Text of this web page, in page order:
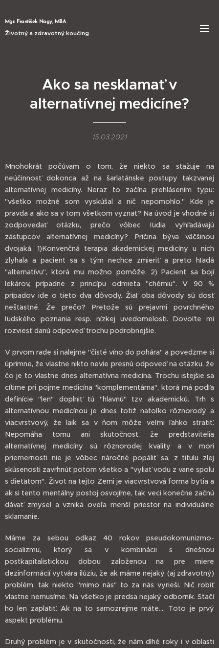
Mgr. František Nagy, MBA
Životný a zdravotný koučing
Ako sa nesklamať v
alternatívnej medicíne?
15.03.2021
Mnohokrát počúvam o tom, že niekto sa sťažuje na
neúčinnosť dokonca až na šarlatánske postupy takzvanej
alternatívnej medicíny. Neraz to začína prehlásením typu:
"všetko možné som vyskúšal a nič nepomohlo." Kde je
pravda a ako sa v tom všetkom vyznať? Na úvod je vhodné si
zodpovedať otázku, prečo vôbec ľudia vyhľadávajú
zástupcov alternatívnej medicíny? Príčina býva väčšinou
dvojaká. 1)Konvenčná terapia akademickej medicíny u nich
zlyhala a pacient sa s tým nechce zmieriť a preto hľadá
"alternatívu", ktorá mu možno pomôže. 2) Pacient sa bojí
lekárov, prípadne z princípu odmieta "chémiu". V 90 %
prípadov ide o tieto dva dôvody. Žiaľ oba dôvody sú dosť
nešťastné. Že prečo? Pretože sú prejavmi povrchného
ľudského poznania resp. nízkej uvedomelosti. Dovoľte mi
rozviesť danú odpoveď trochu podrobnejšie.
V prvom rade si nalejme "čisté víno do pohára" a povedzme si
úprimne, že vlastne nikto nevie presnú odpoveď na otázku, že
čo je to vlastne dnes alternatívna medicína. Trochu istejšie sa
cítime pri pojme medicína "komplementárna", ktorá má podľa
definície "len" doplniť tú "hlavnú" tzv. akademickú. Trh s
alternatívnou medicínou je dnes totiž natoľko rôznorodý a
viacvrstvový, že laik sa v ňom môže veľmi ľahko stratiť.
Nepomáha tomu ani skutočnosť, že predstavitelia
alternatívnej medicíny sú rôznorodej kvality a v mori
priemernosti nie je vôbec náročné popáliť sa, z titulu zlej
skúsenosti zavrhnúť potom všetko a "vyliať vodu z vane spolu
s dieťaťom". Život na tejto Zemi je viacvrstvová forma bytia a
ak si tento mentálny postoj osvojíme, tak veci konečne začnú
dávať zmysel a vzniká oveľa menší priestor na individuálne
sklamanie.
Máme za sebou odkaz 40 rokov pseudokomunizmo-
socializmu, ktorý sa v kombinácii s dnešnou
postkapitalistickou dobou založenou na pre miere
dezinformácií vytvára ilúziu, že ak máme nejaký (aj zdravotný)
problém, tak niekto "mimo nás" to za nás vyrieši. Nič robiť
vlastne nemusíme. Na všetko je predsa nejaký odborník. Stačí
ho len zaplatiť. Ak na to samozrejme máte.... Toto je prvý
aspekt problému.
Druhý problém je v skutočnosti, že nám dlhé roky i v oblasti